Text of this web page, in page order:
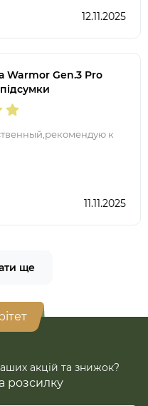
12.11.2025
Warmor Gen.3 Pro
к
11.11.2025
ще
акцій та знижок?
розсилку